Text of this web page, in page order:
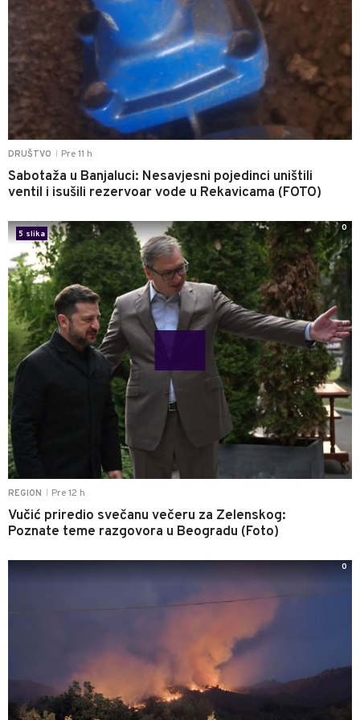
DRUŠTVO Pre 11 h
Sabotaža u Banjaluci: Nesavjesni pojedinci uništili
ventil i isušili rezervoar vode u Rekavicama (FOTO)
REGION Pre 12 h
Vučić priredio svečanu večeru za Zelenskog:
Poznate teme razgovora u Beogradu (Foto)
5 slika
0
0